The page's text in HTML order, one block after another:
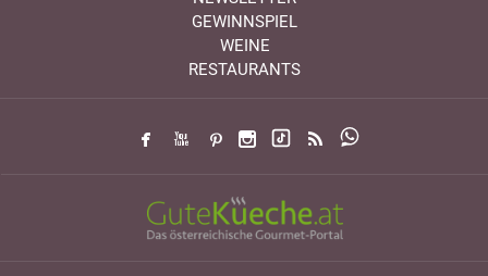
GEWINNSPIEL
WEINE
RESTAURANTS